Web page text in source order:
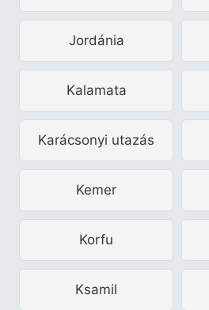
Jordánia
Kalamata
Karácsonyi utazás
Kemer
Korfu
Ksamil